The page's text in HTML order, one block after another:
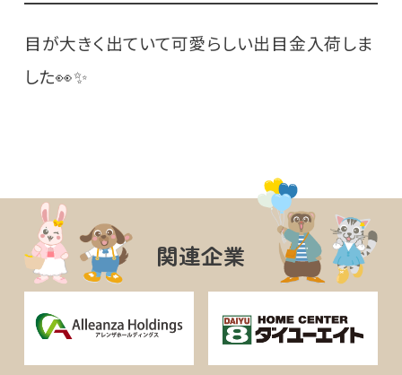
目が大きく出ていて可愛らしい出目金入荷しま
した👀✨️
関連企業